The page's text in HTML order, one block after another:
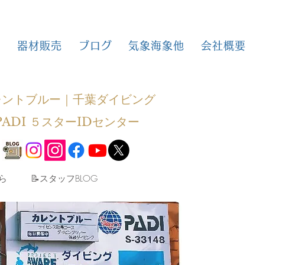
器材販売 ブログ 気象海象他 会社概要
トブルー｜千葉ダイビング
５スターIDセンター
​📝スタッフBLOG